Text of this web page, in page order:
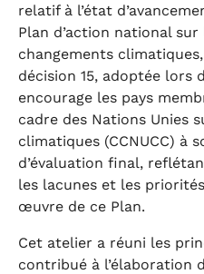
relatif à l’état
Plan d’action national
changements
décision 15, adoptée lors
encourage les pays
cadre des Nations Unies
climatiques (CCNUCC) à
d’évaluation final,
les lacunes et les
œuvre de ce Plan.
Cet atelier a réuni les
contribué à l’élaboration